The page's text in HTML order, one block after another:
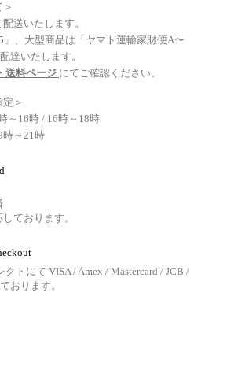
送いたします。
」、大型商品は「ヤマト運輸家財便A〜
達いたします。
送料ページ にてご確認ください。
＞
～16時 / 16時～18時
時～21時
ております。
クトにて VISA / Amex / Mastercard / JCB /
おります。